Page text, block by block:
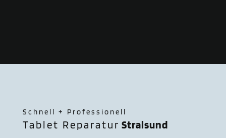
Schnell + Professionell
Tablet Reparatur Stral­sund